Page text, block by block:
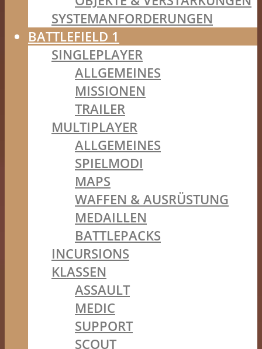
SYSTEMANFORDERUNGEN
BATTLEFIELD 1
SINGLEPLAYER
ALLGEMEINES
MISSIONEN
TRAILER
MULTIPLAYER
ALLGEMEINES
SPIELMODI
MAPS
WAFFEN & AUSRÜSTUNG
MEDAILLEN
BATTLEPACKS
INCURSIONS
KLASSEN
ASSAULT
MEDIC
SUPPORT
SCOUT